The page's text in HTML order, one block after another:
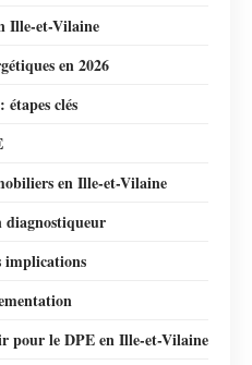
Ille-et-Vilaine
en 2026
clés
en Ille-et-Vilaine
diagnostiqueur
implications
pour le DPE en Ille-et-Vilaine